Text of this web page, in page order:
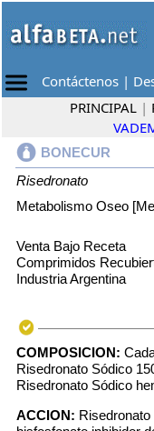
Contáctenos |
PRINCIPAL |
BONECUR
Risedronato
Metabolismo Oseo
Venta Bajo Receta
Comprimidos
Industria Argentina
COMPOSICION:
Risedronato Sódico
Risedronato Sódico
ACCION: